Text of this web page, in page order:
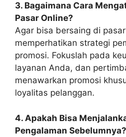
3. Bagaimana Cara
Pasar Online?
Agar bisa bersaing di
memperhatikan strategi
promosi. Fokuslah pada
layanan Anda, dan
menawarkan promosi
loyalitas pelanggan.
4. Apakah Bisa
Pengalaman Sebelumnya?